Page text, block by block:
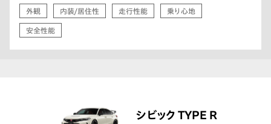
外観 内装/居住性 走行性能 乗り心地
安全性能
シビック TYPE R